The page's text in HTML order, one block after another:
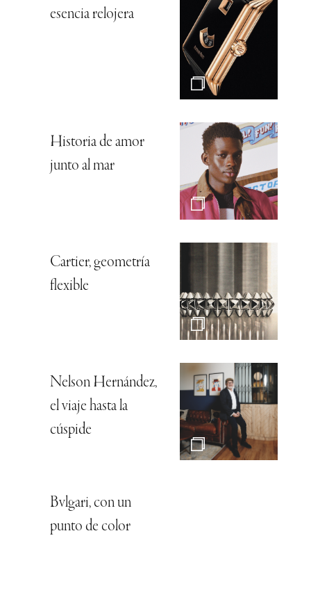
esencia relojera
Historia de amor
junto al mar
Cartier, geometría
flexible
Nelson Hernández,
el viaje hasta la
cúspide
Bvlgari, con un
punto de color